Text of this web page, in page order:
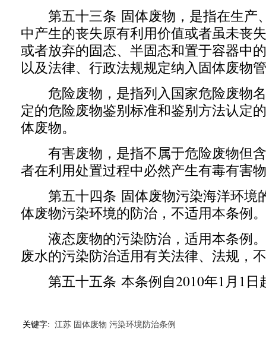
第五十三条 固体废物，是指在生产
中产生的丧失原有利用价值或者虽未丧
或者放弃的固态、半固态和置于容器中
以及法律、行政法规规定纳入固体废物
危险废物，是指列入国家危险废物
定的危险废物鉴别标准和鉴别方法认定
体废物。
有害废物，是指不属于危险废物但
者在利用处置过程中必然产生有毒有害
第五十四条 固体废物污染海洋环境
体废物污染环境的防治，不适用本条例。
液态废物的污染防治，适用本条例
废水的污染防治适用有关法律、法规，
第五十五条 本条例自2010年1月1日
关键字: 江苏 固体废物 污染环境防治条例